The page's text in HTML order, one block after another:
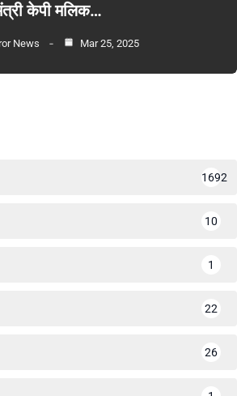
केपी मलिक…
News Mar 25, 2025
1692
10
1
22
26